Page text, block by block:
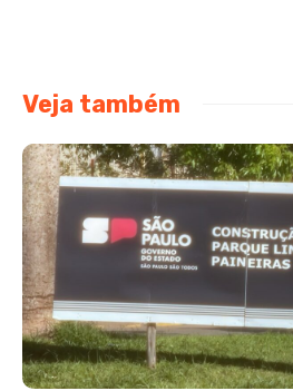
Veja também